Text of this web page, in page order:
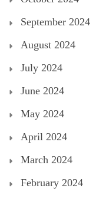
September 2024
August 2024
July 2024
June 2024
May 2024
April 2024
March 2024
February 2024